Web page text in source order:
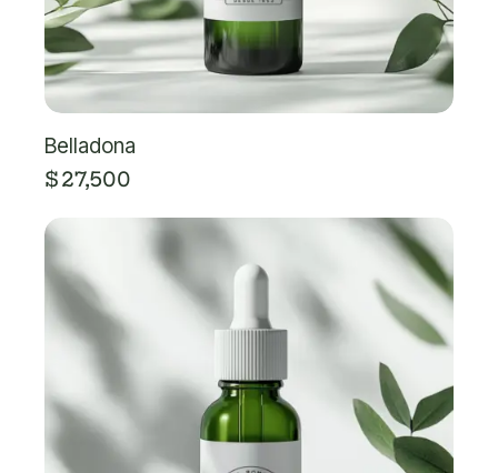
Belladona
$27,500